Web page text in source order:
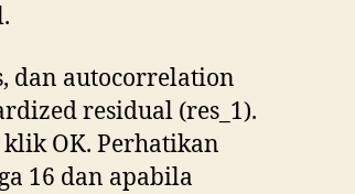
dan autocorrelation
residual (res_1).
OK. Perhatikan
16 dan apabila